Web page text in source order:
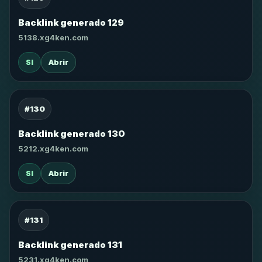
Backlink generado 129
5138.xg4ken.com
SI Abrir
#130
Backlink generado 130
5212.xg4ken.com
SI Abrir
#131
Backlink generado 131
5231.xg4ken.com